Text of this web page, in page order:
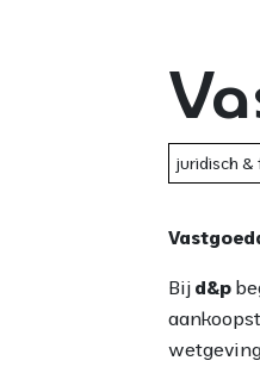
juridisch
Bij d&p